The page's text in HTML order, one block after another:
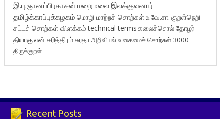
இ.பு.ஞானப்பிரகாசன் மறைமலை இலக்குவனார்
தமிழ்க்காப்புக்கழகம் மொழி மாற்றச் சொற்கள்உ.வே.சா. குறள்நெறி
சட்டச் சொற்கள் விளக்கம்technical terms கலைச்சொல்தோழர்
தியாகுஎன் சரித்திரம்சுரதாஅறிவியல் வகைமைச் சொற்கள் 3000
திருக்குறள்
Recent Posts